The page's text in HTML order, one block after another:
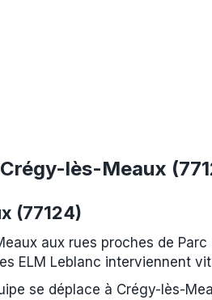
lès-Meaux
(77124)
aux rues proches de
ELM Leblanc interviennent
se déplace à Crégy-lès-